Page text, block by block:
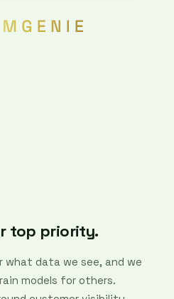
top priority.
what data we see, and we
models for others.